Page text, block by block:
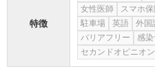
特徴
女性医師
スマホ
駐車場
英語 外国
バリアフリー
感染
セカンドオピニオ